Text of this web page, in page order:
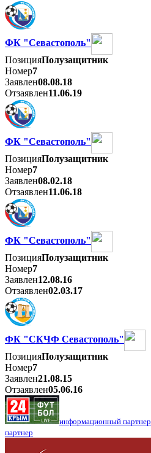
ФК "Севастополь"
ПозицияПолузащитник
Номер7
Заявлен08.08.18
Отзаявлен11.06.19
ФК "Севастополь"
ПозицияПолузащитник
Номер7
Заявлен08.02.18
Отзаявлен11.06.18
ФК "Севастополь"
ПозицияПолузащитник
Номер7
Заявлен12.08.16
Отзаявлен02.03.17
ФК "СКЧФ Севастополь"
ПозицияПолузащитник
Номер7
Заявлен21.08.15
Отзаявлен05.06.16
информационный партнер
партнер